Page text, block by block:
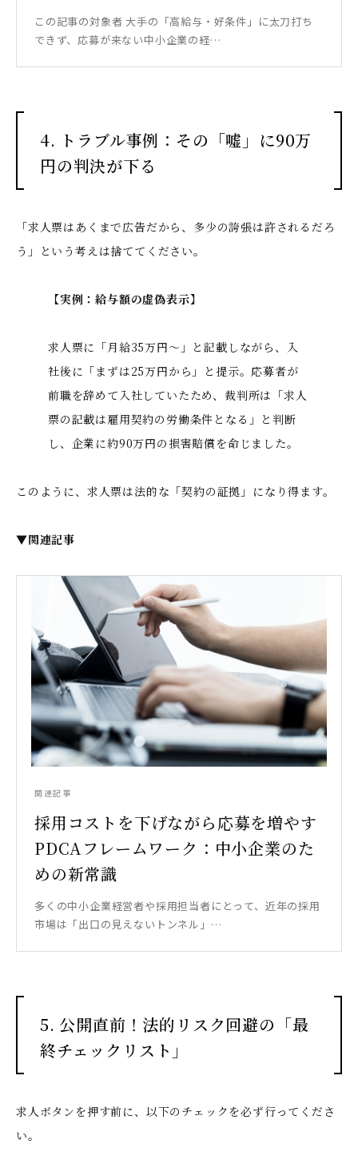
この記事の対象者 大手の「高給与・好条件」に太刀打ち
できず、応募が来ない中小企業の経…
4. トラブル事例：その「嘘」に90万
円の判決が下る
「求人票はあくまで広告だから、多少の誇張は許されるだろ
う」という考えは捨ててください。
【実例：給与額の虚偽表示】
求人票に「月給35万円〜」と記載しながら、入
社後に「まずは25万円から」と提示。応募者が
前職を辞めて入社していたため、裁判所は「求人
票の記載は雇用契約の労働条件となる」と判断
し、企業に約90万円の損害賠償を命じました。
このように、求人票は法的な「契約の証拠」になり得ます。
▼関連記事
関連記事
採用コストを下げながら応募を増やす
PDCAフレームワーク：中小企業のた
めの新常識
多くの中小企業経営者や採用担当者にとって、近年の採用
市場は「出口の見えないトンネル」…
5. 公開直前！法的リスク回避の「最
終チェックリスト」
求人ボタンを押す前に、以下のチェックを必ず行ってくださ
い。